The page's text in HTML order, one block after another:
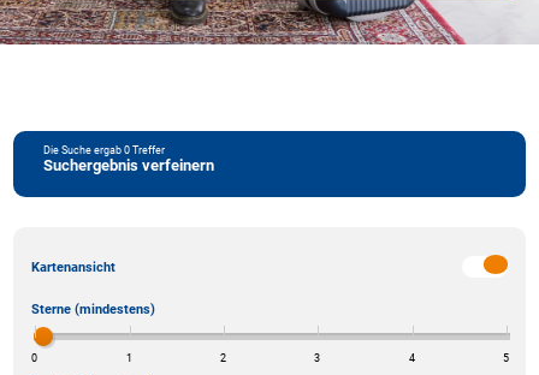
Die Suche ergab0Treffer
Suchergebnis verfeinern
Kartenansicht
Sterne (mindestens)
0 1 2 3 4 5